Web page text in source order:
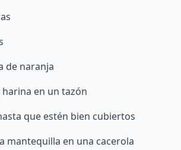
de naranja
harina en un tazón
que estén bien cubiertos
mantequilla en una cacerola